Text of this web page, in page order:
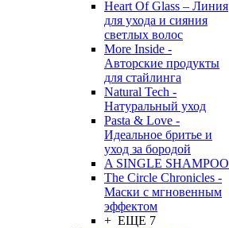
Heart Of Glass – Линия
для ухода и сияния
светлых волос
More Inside -
Авторские продукты
для стайлинга
Natural Tech -
Натуральный уход
Pasta & Love -
Идеальное бритье и
уход за бородой
A SINGLE SHAMPOO
The Circle Chronicles -
Маски с мгновенным
эффектом
+ ЕЩЕ 7